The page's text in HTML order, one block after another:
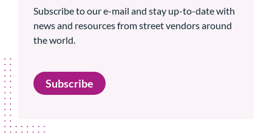
Subscribe to our e-mail and stay up-to-date with
news and resources from street vendors around
the world.
Subscribe